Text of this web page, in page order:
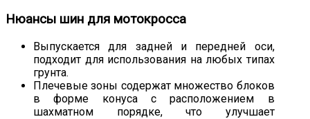
Нюансы шин для мотокросса
Выпускается для задней и передней оси,
подходит для использования на любых типах
грунта.
Плечевые зоны содержат множество блоков
в форме конуса с расположением в
шахматном порядке, что улучшает